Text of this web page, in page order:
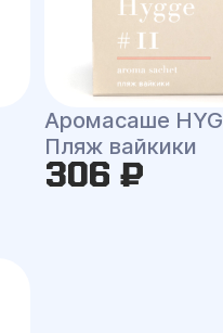
Аромасаше
Пляж вайкики
306 ₽